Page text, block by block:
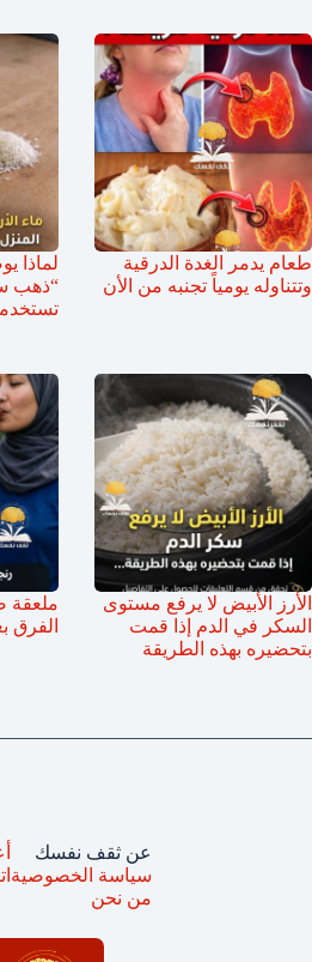
طعام يدمر الغدة الدرقية
وتتناوله يومياً تجنبه من الأن
لماذا
“ذهب
الأرز الأبيض لا يرفع مستوى
السكر في الدم إذا قمت
بتحضيره بهذه الطريقة
ملعقة
الفرق
عن ثقف نفسك
سياسة الخصوصية
من نحن